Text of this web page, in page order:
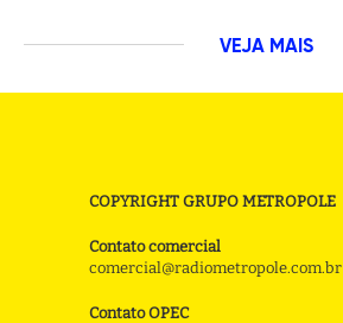
VEJA MAIS
COPYRIGHT GRUPO METROPOLE
Contato comercial
comercial@radiometropole.com.br
Contato OPEC